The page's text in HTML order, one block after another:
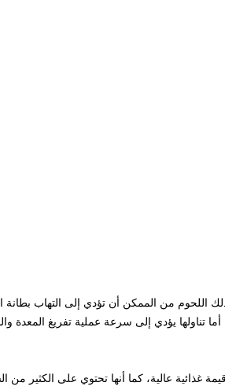
اللحوم من الممكن أن تؤدي إلى التهاب بطانة
تناولها يؤدي إلى سرعة عملية تفريغ المعدة
غذائية عالية، كما أنها تحتوي على الكثير من